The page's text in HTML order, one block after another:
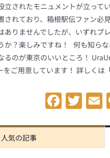
立されたモニュメントが立って
されており、箱根駅伝ファン必
ありませんでしたが、いずれプ
か？楽しみですね！ 何も知ら
るのが東京のいいところ！
をご用意しています！ 詳しくは
人気の記事